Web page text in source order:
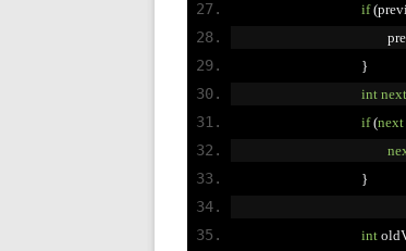
if (
}
int next
if (next
}
int